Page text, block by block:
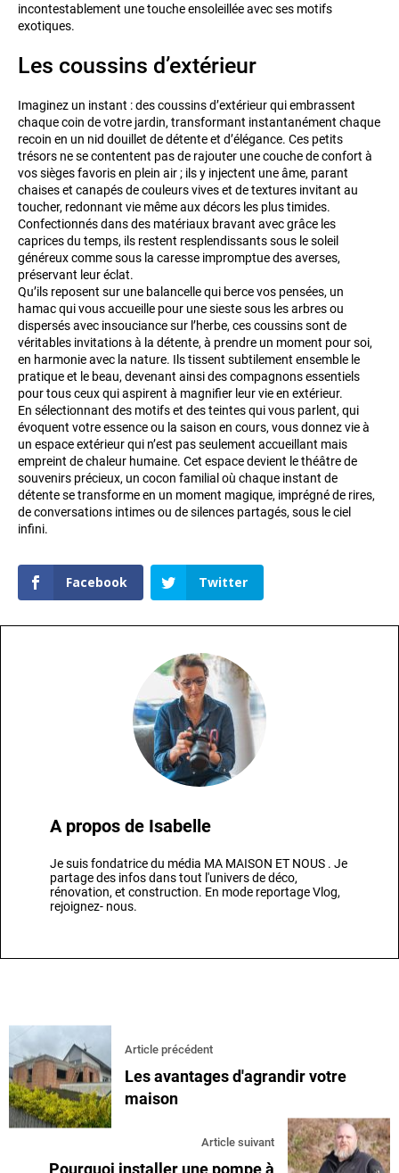
incontestablement une touche ensoleillée avec ses motifs
exotiques.
Les coussins d’extérieur
Imaginez un instant : des coussins d’extérieur qui embrassent
chaque coin de votre jardin, transformant instantanément chaque
recoin en un nid douillet de détente et d’élégance. Ces petits
trésors ne se contentent pas de rajouter une couche de confort à
vos sièges favoris en plein air ; ils y injectent une âme, parant
chaises et canapés de couleurs vives et de textures invitant au
toucher, redonnant vie même aux décors les plus timides.
Confectionnés dans des matériaux bravant avec grâce les
caprices du temps, ils restent resplendissants sous le soleil
généreux comme sous la caresse impromptue des averses,
préservant leur éclat.
Qu’ils reposent sur une balancelle qui berce vos pensées, un
hamac qui vous accueille pour une sieste sous les arbres ou
dispersés avec insouciance sur l’herbe, ces coussins sont de
véritables invitations à la détente, à prendre un moment pour soi,
en harmonie avec la nature. Ils tissent subtilement ensemble le
pratique et le beau, devenant ainsi des compagnons essentiels
pour tous ceux qui aspirent à magnifier leur vie en extérieur.
En sélectionnant des motifs et des teintes qui vous parlent, qui
évoquent votre essence ou la saison en cours, vous donnez vie à
un espace extérieur qui n’est pas seulement accueillant mais
empreint de chaleur humaine. Cet espace devient le théâtre de
souvenirs précieux, un cocon familial où chaque instant de
détente se transforme en un moment magique, imprégné de rires,
de conversations intimes ou de silences partagés, sous le ciel
infini.
Facebook Twitter
A propos de Isabelle
Je suis fondatrice du média MA MAISON ET NOUS . Je
partage des infos dans tout l'univers de déco,
rénovation, et construction. En mode reportage Vlog,
rejoignez- nous.
Article précédent
Les avantages d'agrandir votre
maison
Article suivant
Pourquoi installer une pompe à